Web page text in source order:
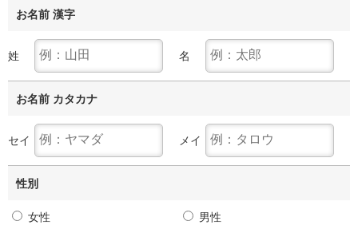
お名前 漢字
姓 名
お名前 カタカナ
セイ メイ
性別
女性 男性